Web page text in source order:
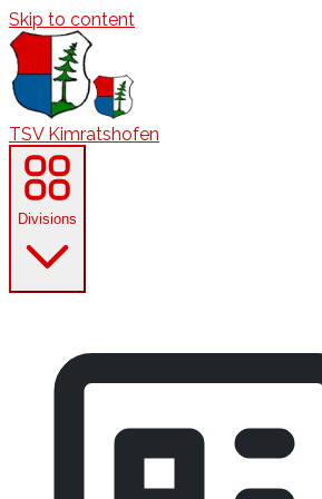
Skip to content
TSV Kimratshofen
Divisions